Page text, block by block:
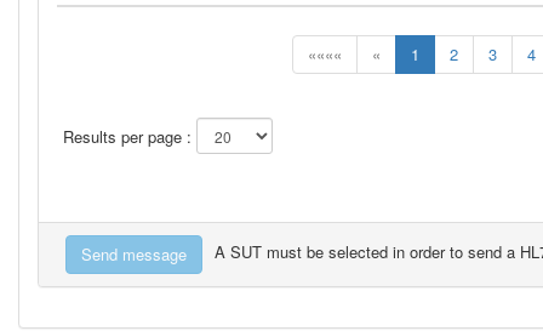
«««« « 1 2 3 4
Results per page :
A SUT must be selected in order to send a